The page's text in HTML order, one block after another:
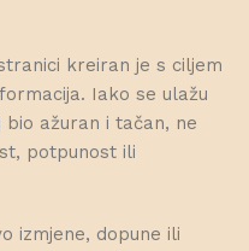
kreiran je s ciljem
Iako se ulažu
ažuran i tačan, ne
potpunost ili
izmjene, dopune ili